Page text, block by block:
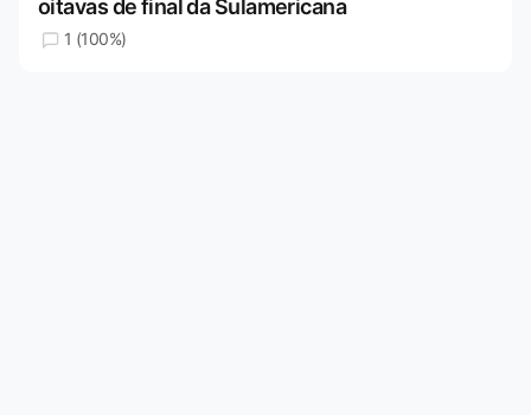
oitavas de final da Sulamericana
1 (100%)